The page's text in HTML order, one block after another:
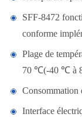
SFF-8472
conforme
Plage de
70 ℃(-40 ℃ à
Consommation
Interface